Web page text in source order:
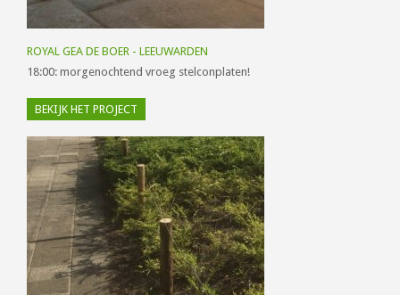
ROYAL GEA DE BOER - LEEUWARDEN
18:00: morgenochtend vroeg stelconplaten!
BEKIJK HET PROJECT